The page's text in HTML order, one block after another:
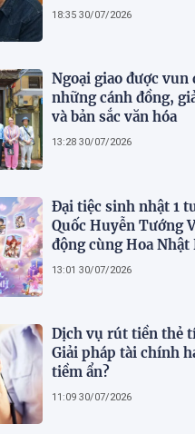
18:35 30/07/2026
Ngoại giao được vun
những cánh đồng,
và bản sắc văn hóa
13:28 30/07/2026
Đại tiệc sinh nhật 1
Quốc Huyễn Tướng
động cùng Hoa
13:01 30/07/2026
Dịch vụ rút tiền thẻ
Giải pháp tài chính
tiềm ẩn?
11:09 30/07/2026